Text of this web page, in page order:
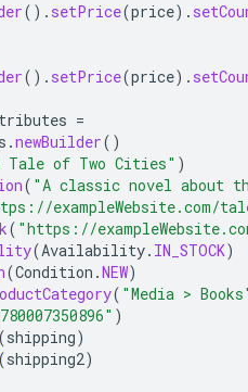
(). setPrice(price).
(). setPrice(price).
=
.newBuilder()
Tale of Two Cities" )
( "A classic novel about
exampleWebsite.com/
( "https://
(Availability. IN_STOCK)
(Condition .NEW)
( "Media >
)
(shipping)
(shipping2)